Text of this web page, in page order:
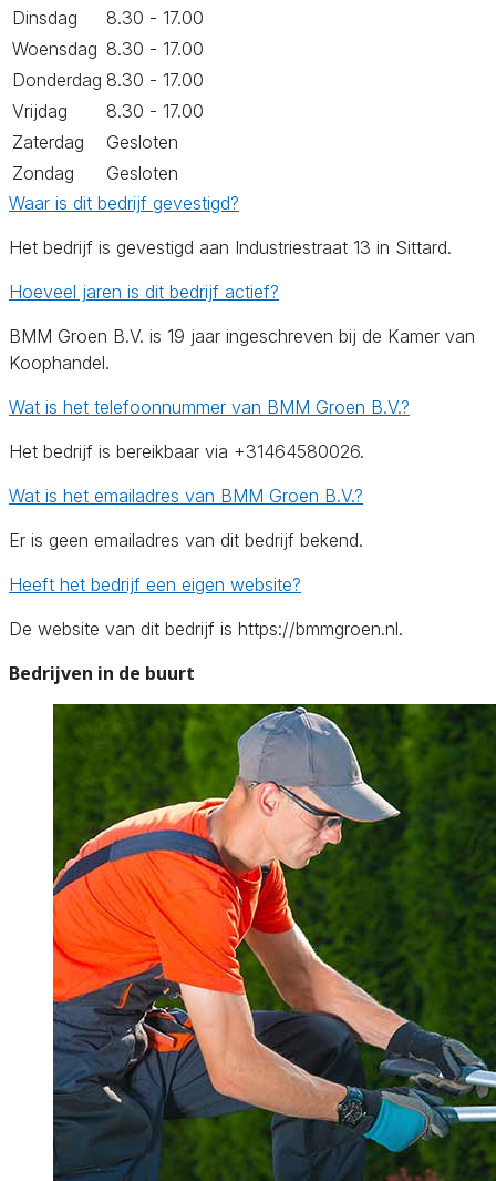
Dinsdag
8.30 - 17.00
Woensdag 8.30 - 17.00
Donderdag 8.30 - 17.00
Vrijdag
8.30 - 17.00
Zaterdag
Gesloten
Zondag
Gesloten
Waar is dit bedrijf gevestigd?
Het bedrijf is gevestigd aan Industriestraat 13 in Sittard.
Hoeveel jaren is dit bedrijf actief?
BMM Groen B.V. is 19 jaar ingeschreven bij de Kamer van
Koophandel.
Wat is het telefoonnummer van BMM Groen B.V.?
Het bedrijf is bereikbaar via +31464580026.
Wat is het emailadres van BMM Groen B.V.?
Er is geen emailadres van dit bedrijf bekend.
Heeft het bedrijf een eigen website?
De website van dit bedrijf is https://bmmgroen.nl.
Bedrijven in de buurt